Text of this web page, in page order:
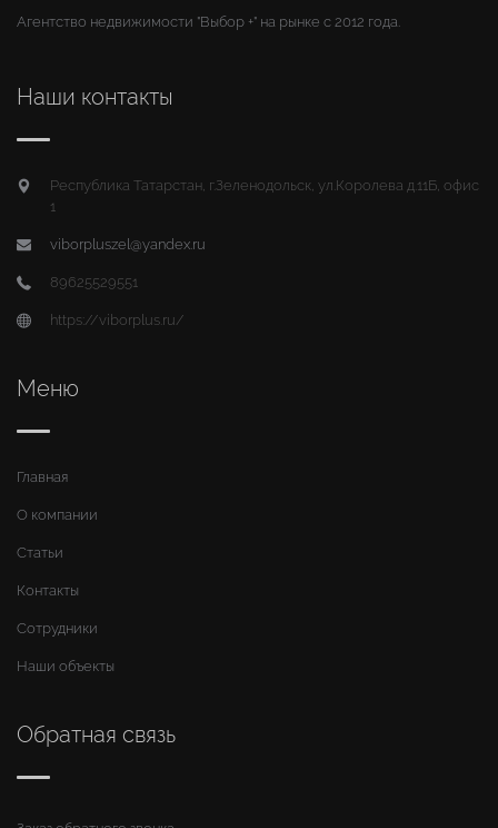
Агентство недвижимости "Выбор +" на рынке с 2012 года.
Наши контакты
Республика Татарстан, г.Зеленодольск, ул.Королева д.11Б, офис
1
viborpluszel@yandex.ru
89625529551
https://viborplus.ru/
Меню
Главная
О компании
Статьи
Контакты
Сотрудники
Наши объекты
Обратная связь